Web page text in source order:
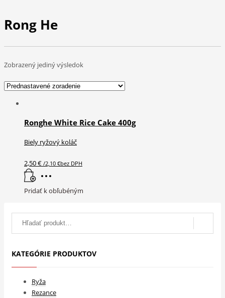
Rong He
Zobrazený jediný výsledok
Ronghe White Rice Cake 400g
Biely ryžový koláč
2,50€ /2,10 €bez DPH
Pridať k obľubéným
KATEGÓRIE PRODUKTOV
Ryža
Rezance